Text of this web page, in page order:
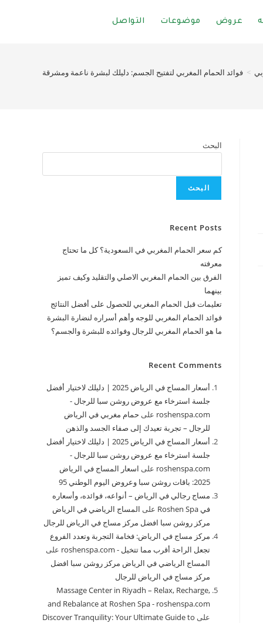
عروض موضوعات التواصل
> فوائد الحمام المغربي لتفتيح الجسم: دليلك لبشرة ناعمة ومشرقة
البحث
البحث
Recent Posts
كم سعر الحمام المغربي في السعودية؟ كل ما تحتاج
معرفته
الفرق بين الحمام المغربي الاصلي والتقليد وكيف تميز
بينهما
تعليمات قبل الحمام المغربي للحصول على أفضل النتائج
فوائد الحمام المغربي للوجه وأهم أسراره لنضارة البشرة
ما هو الحمام المغربي للرجال وفوائده للبشرة والجسم؟
Recent Comments
أسعار المساج في الرياض 2025 | دليلك لاختيار أفضل
جلسة استرخاء مع عروض روشن سبا للرجال -
roshenspa.com على حمام مغربي في الرياض
للرجال – تجربة تعيدك إلى صفاء الجسد والذهن
أسعار المساج في الرياض 2025 | دليلك لاختيار أفضل
جلسة استرخاء مع عروض روشن سبا للرجال -
roshenspa.com على اسعار المساج في الرياض
2025: باقات روشن سبا وعروض اليوم الوطني 95
مساج رجالي في الرياض – أنواعه، فوائده، وأسعاره
في Roshen Spa
على المساج الرياضي في الرياض
مركز روشن سبا افضل مركز مساج في الرياض للرجال
مركز مساج في الرياض: فخامة التجربة وتعدد الفروع
تجعل الراحة أقرب مما تتخيل - roshenspa.com
على
المساج الرياضي في الرياض مركز روشن سبا افضل
مركز مساج في الرياض للرجال
Massage Center in Riyadh – Relax, Recharge,
and Rebalance at Roshen Spa - roshenspa.com
على Discover Tranquility: Your Ultimate Guide to